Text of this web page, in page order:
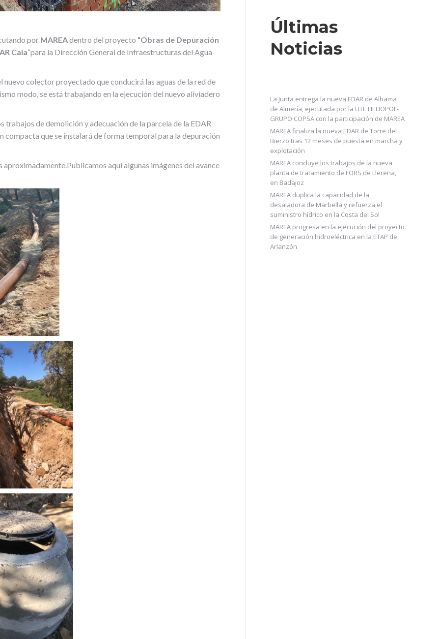
por MAREAdentro del proyecto “Obras de Depuración
Cala”para la Dirección General de Infraestructuras del Agua
nuevo colector proyectado que conducirá las aguas de la red de
modo, se está trabajando en la ejecución del nuevo aliviadero
trabajos de demolición y adecuación de la parcela de la EDAR
compacta que se instalará de forma temporal para la depuración
aquí algunas imágenes del avance
Últimas
Noticias
La Junta entrega la nueva EDAR de Alhama
de Almería, ejecutada por la UTE HELIOPOL-
GRUPO COPSA con la participación de MAREA
MAREA finaliza la nueva EDAR de Torre del
Bierzo tras 12 meses de puesta en marcha y
explotación
MAREA concluye los trabajos de la nueva
planta de tratamiento de FORS de Llerena,
en Badajoz
MAREA duplica la capacidad de la
desaladora de Marbella y refuerza el
suministro hídrico en la Costa del Sol
MAREA progresa en la ejecución del proyecto
de generación hidroeléctrica en la ETAP de
Arlanzón